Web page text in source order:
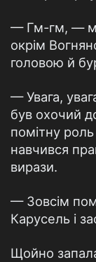
— Гм-гм, —
окрім
головою й
— Увага,
був охочий
помітну
навчився
вирази.
— Зовсім
Карусель і
Щойно